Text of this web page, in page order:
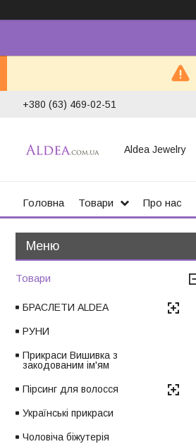
+380 (63) 469-02-51
Aldea Jewelry
Головна Товари Про нас
Товари
БРАСЛЕТИ ALDEA
РУНИ
Прикраси Вишивка з
закодованим ім'ям
Пірсинг для волосся
Українські прикраси
Чоловіча біжутерія